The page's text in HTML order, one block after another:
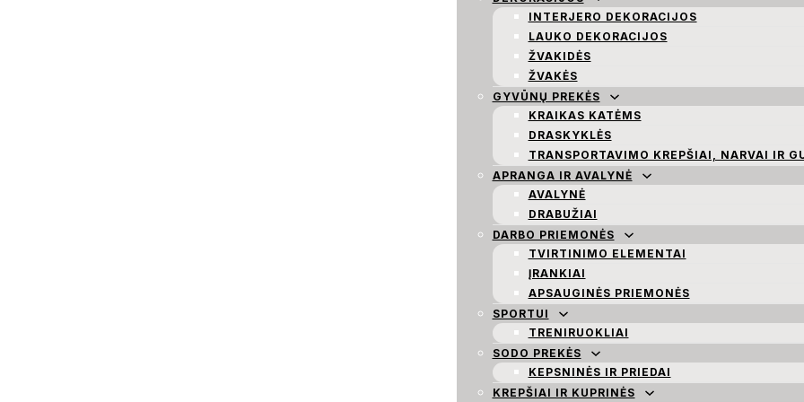
INTERJERO DEKORACIJOS
LAUKO DEKORACIJOS
ŽVAKIDĖS
ŽVAKĖS
GYVŪNŲ PREKĖS
KRAIKAS KATĖMS
DRASKYKLĖS
TRANSPORTAVIMO KREPŠIAI, NARVAI IR
APRANGA IR AVALYNĖ
AVALYNĖ
DRABUŽIAI
DARBO PRIEMONĖS
TVIRTINIMO ELEMENTAI
ĮRANKIAI
APSAUGINĖS PRIEMONĖS
SPORTUI
TRENIRUOKLIAI
SODO PREKĖS
KEPSNINĖS IR PRIEDAI
KREPŠIAI IR KUPRINĖS